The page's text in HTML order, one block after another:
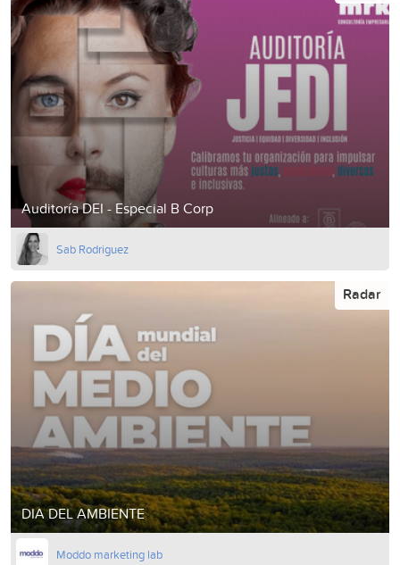
Auditoría DEI - Especial B Corp
Sab Rodriguez
DIA DEL AMBIENTE
Radar
Moddo marketing lab